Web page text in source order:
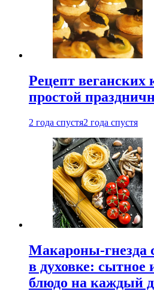
Рецепт
простой
2 года спустя2 года спустя
Макароны-гнезда
в духовке: сытное
блюдо на каждый